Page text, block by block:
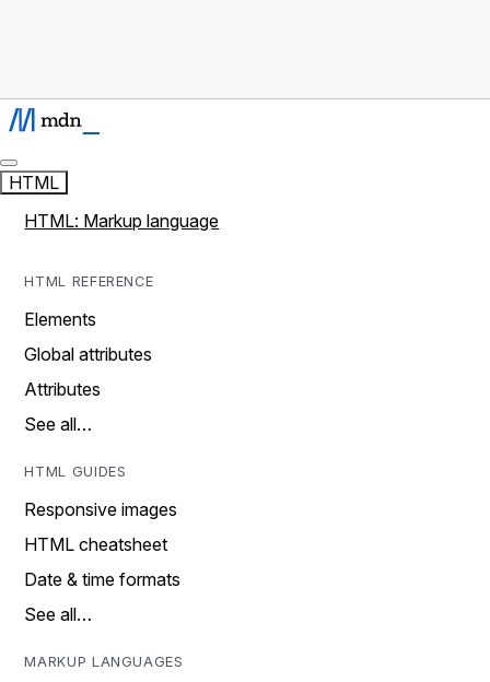
HTML
HTML: Markup language
HTML REFERENCE
Elements
Global attributes
Attributes
See all…
HTML GUIDES
Responsive images
HTML cheatsheet
Date & time formats
See all…
MARKUP LANGUAGES